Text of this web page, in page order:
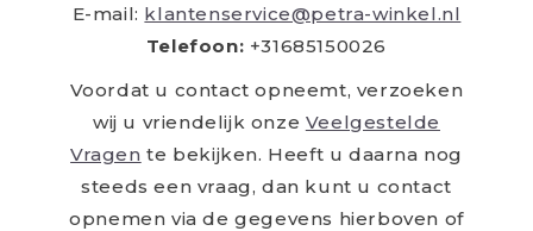
E-mail: klantenservice@petra-winkel.nl
Telefoon: +31685150026
Voordat u contact opneemt, verzoeken
wij u vriendelijk onze Veelgestelde
Vragen te bekijken. Heeft u daarna nog
steeds een vraag, dan kunt u contact
opnemen via de gegevens hierboven of